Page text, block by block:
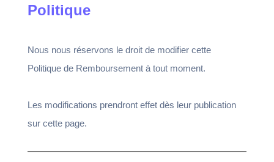
Politique
Nous nous réservons le droit de modifier cette
Politique de Remboursement à tout moment.
Les modifications prendront effet dès leur publication
sur cette page.